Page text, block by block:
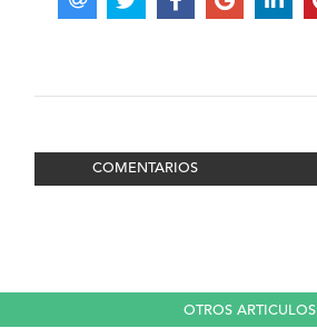
COMENTARIOS
OTROS ARTICULOS